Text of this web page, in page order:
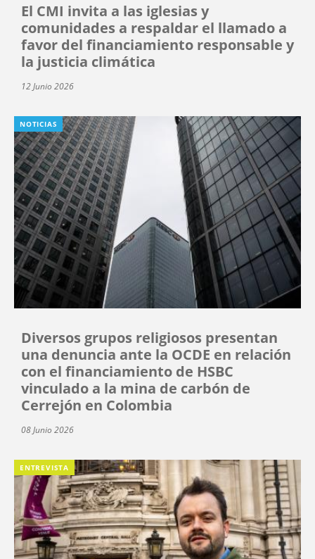
El CMI invita a las iglesias y
comunidades a respaldar el llamado a
favor del financiamiento responsable y
la justicia climática
12 Junio 2026
NOTICIAS
Diversos grupos religiosos presentan
una denuncia ante la OCDE en relación
con el financiamiento de HSBC
vinculado a la mina de carbón de
Cerrejón en Colombia
08 Junio 2026
ENTREVISTA